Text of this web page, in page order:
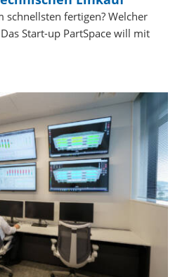
schnellsten fertigen? Welcher
Start-up PartSpace will mit